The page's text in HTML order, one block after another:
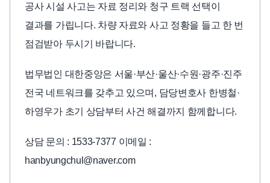
공사 시설 사고는 자료 정리와 청구 트랙 선택이
결과를 가립니다. 차량 자료와 사고 정황을 들고 한 번
점검받아 두시기 바랍니다.
법무법인 대한중앙은 서울·부산·울산·수원·광주·진주
전국 네트워크를 갖추고 있으며, 담당변호사 한병철·
하영우가 초기 상담부터 사건 해결까지 함께합니다.
상담 문의 : 1533-7377 이메일 :
hanbyungchul@naver.com